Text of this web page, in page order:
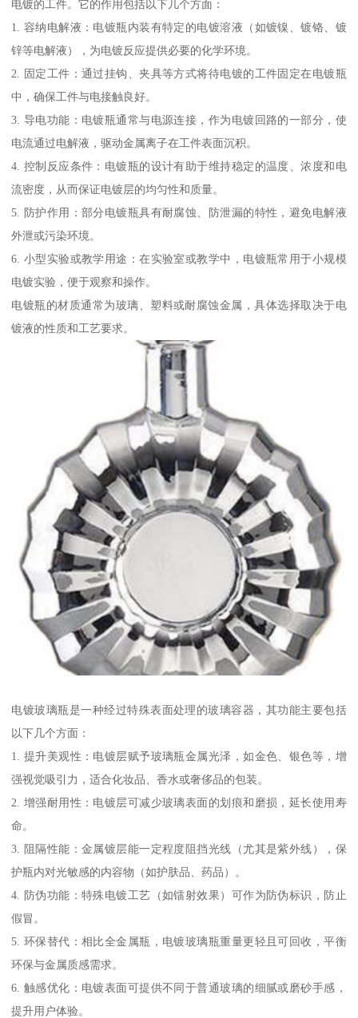
电镀的工件。它的作用包括以下几个方面：
1. 容纳电解液：电镀瓶内装有特定的电镀溶液（如镀镍、镀铬、镀
锌等电解液），为电镀反应提供必要的化学环境。
2. 固定工件：通过挂钩、夹具等方式将待电镀的工件固定在电镀瓶
中，确保工件与电接触良好。
3. 导电功能：电镀瓶通常与电源连接，作为电镀回路的一部分，使
电流通过电解液，驱动金属离子在工件表面沉积。
4. 控制反应条件：电镀瓶的设计有助于维持稳定的温度、浓度和电
流密度，从而保证电镀层的均匀性和质量。
5. 防护作用：部分电镀瓶具有耐腐蚀、防泄漏的特性，避免电解液
外泄或污染环境。
6. 小型实验或教学用途：在实验室或教学中，电镀瓶常用于小规模
电镀实验，便于观察和操作。
电镀瓶的材质通常为玻璃、塑料或耐腐蚀金属，具体选择取决于电
镀液的性质和工艺要求。
电镀玻璃瓶是一种经过特殊表面处理的玻璃容器，其功能主要包括
以下几个方面：
1. 提升美观性：电镀层赋予玻璃瓶金属光泽，如金色、银色等，增
强视觉吸引力，适合化妆品、香水或奢侈品的包装。
2. 增强耐用性：电镀层可减少玻璃表面的划痕和磨损，延长使用寿
命。
3. 阻隔性能：金属镀层能一定程度阻挡光线（尤其是紫外线），保
护瓶内对光敏感的内容物（如护肤品、药品）。
4. 防伪功能：特殊电镀工艺（如镭射效果）可作为防伪标识，防止
假冒。
5. 环保替代：相比全金属瓶，电镀玻璃瓶重量更轻且可回收，平衡
环保与金属质感需求。
6. 触感优化：电镀表面可提供不同于普通玻璃的细腻或磨砂手感，
提升用户体验。